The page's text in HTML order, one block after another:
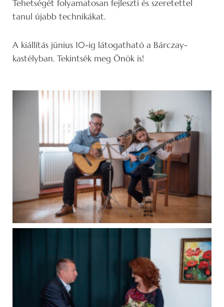
Tehetségét folyamatosan fejleszti és szeretettel
tanul újabb technikákat.
A kiállítás június 10-ig látogatható a Bárczay-
kastélyban. Tekintsék meg Önök is!